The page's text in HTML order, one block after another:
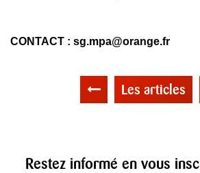
CONTACT : sg.mpa@orange.fr
Les articles
Restez informé en vous